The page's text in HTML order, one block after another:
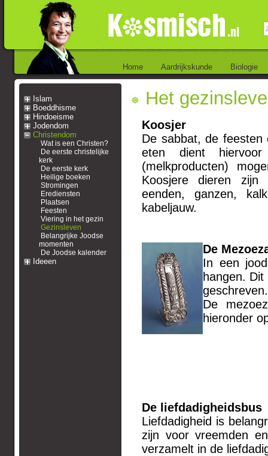
Home Aardrijkskunde Biologie
Islam
Boeddhisme
Hindoeisme
Jodendom
Christendom
Wat is een Christen?
De eerste christelijke
kerk
De eerste kerk
Heilige boeken
Stromingen
Erediensten
Plaatsen
Feesten
Viering in het gezin
Gezinsleven
Belangrijke Joodse
momenten
De Joodse kalender
Ideeen
Het
Koosjer
De sabbat, de feesten
eten dient
(melkproducten)
Koosjere dieren zijn
eenden, ganzen,
kabeljauw.
De
In een
hangen.
geschreven.
De
hieronder
De liefdadigheidsbus
Liefdadigheid is
zijn voor vreemden
verzamelt in de